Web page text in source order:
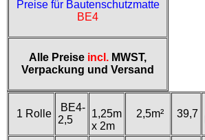
Preise für Bautenschutzmatte
BE4
Alle Preise incl. MWST,
Verpackung und Versand
1 Rolle
BE4-
2,5
1,25m
x 2m
2,5m² 39,7